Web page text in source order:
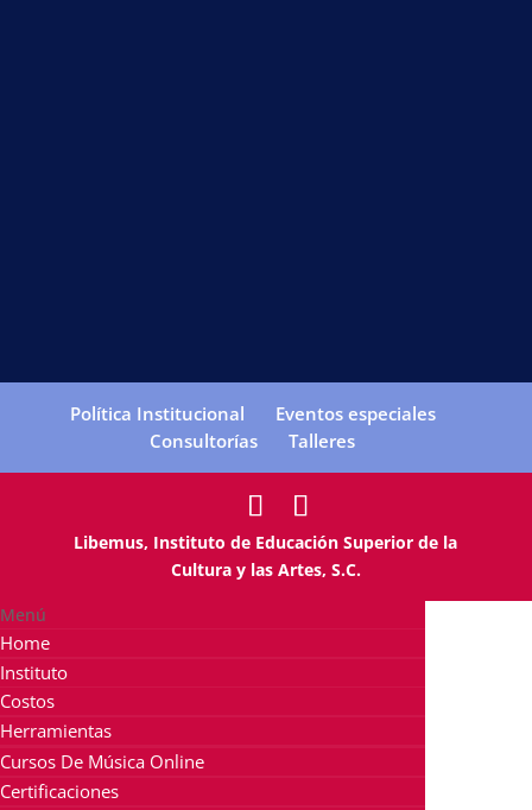
Política Institucional
Eventos especiales
Consultorías
Talleres
Libemus, Instituto de Educación Superior de la
Cultura y las Artes, S.C.
Menú
Home
Instituto
Costos
Herramientas
Cursos De Música Online
Certificaciones